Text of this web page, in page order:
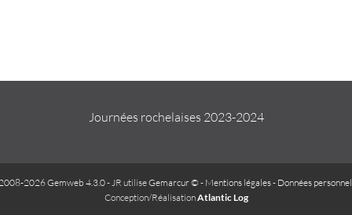
Journées rochelaises 2023-2024
2026 Gemweb 4.3.0- JR utiliseGemarcur © - Mentions légales- Données
Conception/RéalisationAtlantic Log